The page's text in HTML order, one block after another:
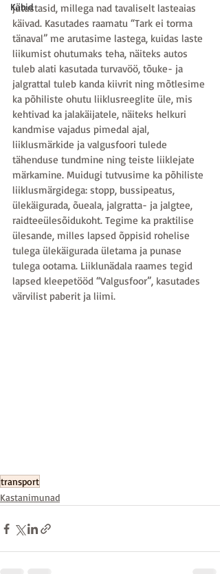
Käbid
jutustasid, millega nad tavaliselt lasteaias
käivad. Kasutades raamatu “Tark ei torma
tänaval” me arutasime lastega, kuidas laste
liikumist ohutumaks teha, näiteks autos
tuleb alati kasutada turvavöö, tõuke- ja
jalgrattal tuleb kanda kiivrit ning mõtlesime
ka põhiliste ohutu liiklusreeglite üle, mis
kehtivad ka jalakäijatele, näiteks helkuri
kandmise vajadus pimedal ajal,
liiklusmärkide ja valgusfoori tulede
tähenduse tundmine ning teiste liiklejate
märkamine. Muidugi tutvusime ka põhiliste
liiklusmärgidega: stopp, bussipeatus,
ülekäigurada, õueala, jalgratta- ja jalgtee,
raidteeülesõidukoht. Tegime ka praktilise
ülesande, milles lapsed õppisid rohelise
tulega ülekäigurada ületama ja punase
tulega ootama. Liiklunädala raames tegid
lapsed kleepetööd “Valgusfoor”, kasutades
värvilist paberit ja liimi.
transport
Kastanimunad